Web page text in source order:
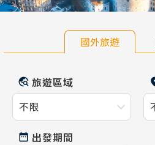
國外旅遊
旅遊區域
出發期間